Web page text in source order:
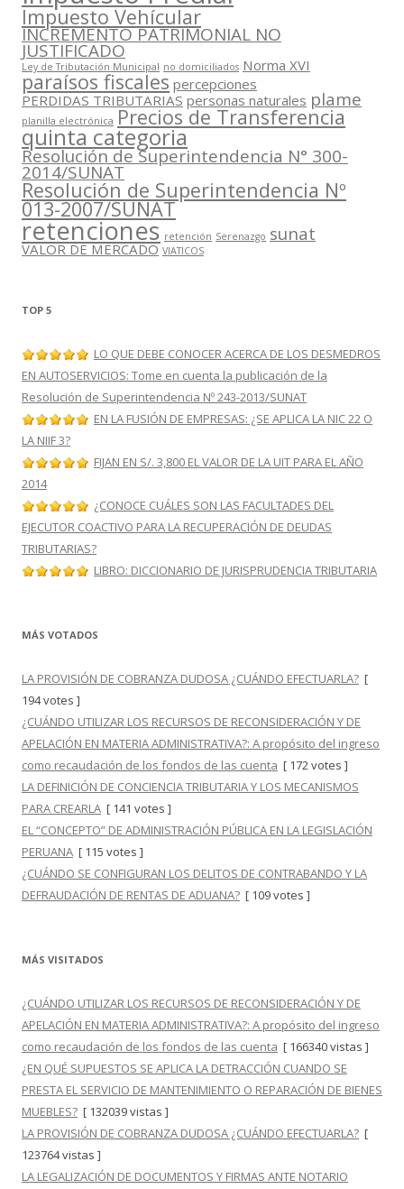
Impuesto Vehícular
INCREMENTO PATRIMONIAL NO
JUSTIFICADO
Ley de Tributación Municipal no domiciliados Norma XVI
paraísos fiscales percepciones
PERDIDAS TRIBUTARIAS personas naturales plame
planilla electrónica Precios de Transferencia
quinta categoria
Resolución de Superintendencia N° 300-
2014/SUNAT
Resolución de Superintendencia Nº
013-2007/SUNAT
retenciones retención Serenazgo sunat
VALOR DE MERCADO VIATICOS
TOP 5
LO QUE DEBE CONOCER ACERCA DE LOS DESMEDROS
EN AUTOSERVICIOS: Tome en cuenta la publicación de la
Resolución de Superintendencia Nº 243-2013/SUNAT
EN LA FUSIÓN DE EMPRESAS: ¿SE APLICA LA NIC 22 O
LA NIIF 3?
FIJAN EN S/. 3,800 EL VALOR DE LA UIT PARA EL AÑO
2014
¿CONOCE CUÁLES SON LAS FACULTADES DEL
EJECUTOR COACTIVO PARA LA RECUPERACIÓN DE DEUDAS
TRIBUTARIAS?
LIBRO: DICCIONARIO DE JURISPRUDENCIA TRIBUTARIA
MÁS VOTADOS
LA PROVISIÓN DE COBRANZA DUDOSA ¿CUÁNDO EFECTUARLA? [
194 votes ]
¿CUÁNDO UTILIZAR LOS RECURSOS DE RECONSIDERACIÓN Y DE
APELACIÓN EN MATERIA ADMINISTRATIVA?: A propósito del ingreso
como recaudación de los fondos de las cuenta [ 172 votes ]
LA DEFINICIÓN DE CONCIENCIA TRIBUTARIA Y LOS MECANISMOS
PARA CREARLA [ 141 votes ]
EL “CONCEPTO” DE ADMINISTRACIÓN PÚBLICA EN LA LEGISLACIÓN
PERUANA [ 115 votes ]
¿CUÁNDO SE CONFIGURAN LOS DELITOS DE CONTRABANDO Y LA
DEFRAUDACIÓN DE RENTAS DE ADUANA? [ 109 votes ]
MÁS VISITADOS
¿CUÁNDO UTILIZAR LOS RECURSOS DE RECONSIDERACIÓN Y DE
APELACIÓN EN MATERIA ADMINISTRATIVA?: A propósito del ingreso
como recaudación de los fondos de las cuenta [ 166340 vistas ]
¿EN QUÉ SUPUESTOS SE APLICA LA DETRACCIÓN CUANDO SE
PRESTA EL SERVICIO DE MANTENIMIENTO O REPARACIÓN DE BIENES
MUEBLES? [ 132039 vistas ]
LA PROVISIÓN DE COBRANZA DUDOSA ¿CUÁNDO EFECTUARLA? [
123764 vistas ]
LA LEGALIZACIÓN DE DOCUMENTOS Y FIRMAS ANTE NOTARIO